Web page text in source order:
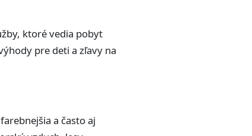
ktoré vedia pobyt
pre deti a zľavy na
a často aj